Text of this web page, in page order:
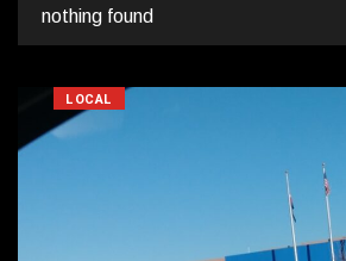
nothing found
LOCAL